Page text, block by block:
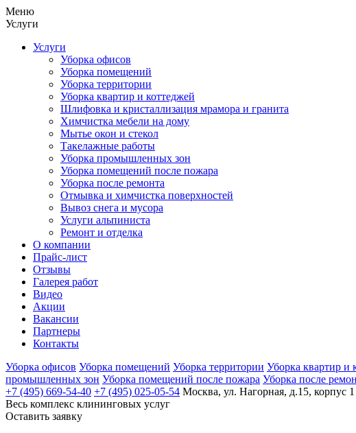
Меню
Услуги
Услуги
Уборка офисов
Уборка помещений
Уборка территории
Уборка квартир и коттеджей
Шлифовка и кристаллизация мрамора и гранита
Химчистка мебели на дому
Мытье окон и стекол
Такелажные работы
Уборка промышленных зон
Уборка помещений после пожара
Уборка после ремонта
Отмывка и химчистка поверхностей
Вывоз снега и мусора
Услуги альпиниста
Ремонт и отделка
О компании
Прайс-лист
Отзывы
Галерея работ
Видео
Акции
Вакансии
Партнеры
Контакты
Уборка офисов Уборка помещений Уборка территории Уборка квартир и
промышленных зон Уборка помещений после пожара Уборка после
+7 (495) 669-54-40 +7 (495) 025-05-54 Москва, ул. Нагорная, д.15, корпус 1
Весь комплекс клининговых услуг
Оставить заявку